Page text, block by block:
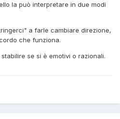
la può interpretare in due modi
a farle cambiare direzione,
che funziona.
se si è emotivi o razionali.